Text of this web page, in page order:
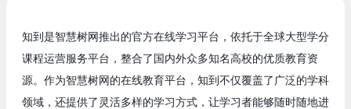
知到是智慧树网推出的官方在线学习平台，依托于全球大型学分
课程运营服务平台，整合了国内外众多知名高校的优质教育资
源。作为智慧树网的在线教育平台，知到不仅覆盖了广泛的学科
领域，还提供了灵活多样的学习方式，让学习者能够随时随地进